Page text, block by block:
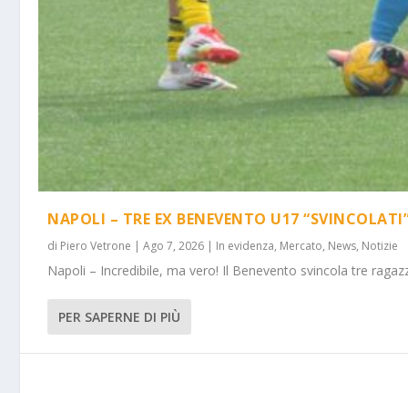
NAPOLI – TRE EX BENEVENTO U17
di Piero Vetrone |Ago 7, 2026 | In evidenza, Mercato, News, Notizie
Napoli – Incredibile, ma vero! Il Benevento svincola tre
PER SAPERNE DI PIÙ